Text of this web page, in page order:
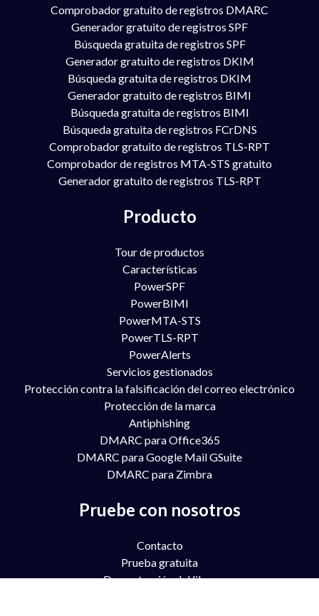
Comprobador gratuito de registros DMARC
Generador gratuito de registros SPF
Búsqueda gratuita de registros SPF
Generador gratuito de registros DKIM
Búsqueda gratuita de registros DKIM
Generador gratuito de registros BIMI
Búsqueda gratuita de registros BIMI
Búsqueda gratuita de registros FCrDNS
Comprobador gratuito de registros TLS-RPT
Comprobador de registros MTA-STS gratuito
Generador gratuito de registros TLS-RPT
Producto
Tour de productos
Características
PowerSPF
PowerBIMI
PowerMTA-STS
PowerTLS-RPT
PowerAlerts
Servicios gestionados
Protección contra la falsificación del correo electrónico
Protección de la marca
Antiphishing
DMARC para Office365
DMARC para Google Mail GSuite
DMARC para Zimbra
Pruebe con nosotros
Contacto
Prueba gratuita
Demostración del libro